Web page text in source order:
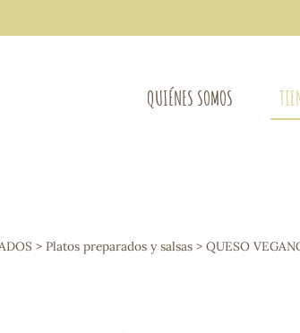
QUIÉNES SOMOS
Osteo-articular
Mujer
> Platos preparados y salsas > QUESO